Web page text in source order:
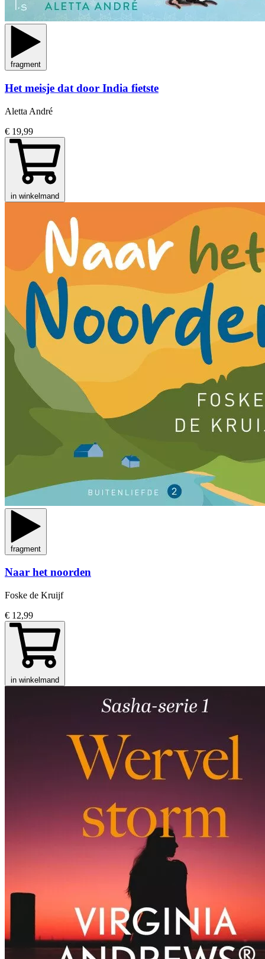
fragment
Het meisje dat door India fietste
Aletta André
€ 19,99
in winkelmand
fragment
Naar het noorden
Foske de Kruijf
€ 12,99
in winkelmand